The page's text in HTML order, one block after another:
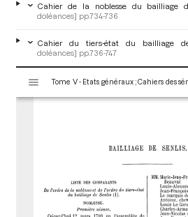
Cahier de la noblesse du bailliage
doléances] pp.734-736
Cahier du tiers-état du bailliage
doléances] pp.736-747
s